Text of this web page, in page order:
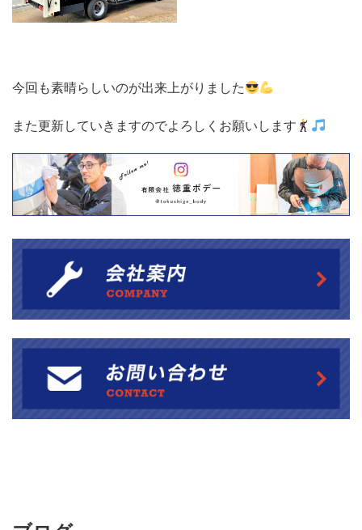
今回も素晴らしいのが出来上がりました
また更新していきますのでよろしくお願いします